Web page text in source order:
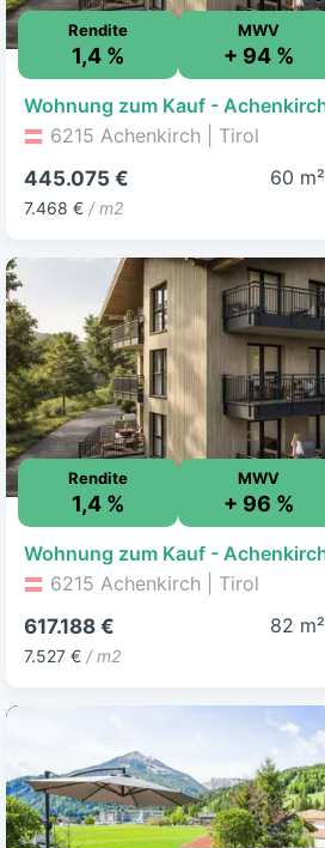
Rendite
1,4 %
MWV
+ 94 %
6215 Achenkirch | Tirol
445.075 €
7.468 € / m2
60 m²
Rendite
1,4 %
MWV
+ 96 %
6215 Achenkirch | Tirol
617.188 €
7.527 € / m2
82 m²